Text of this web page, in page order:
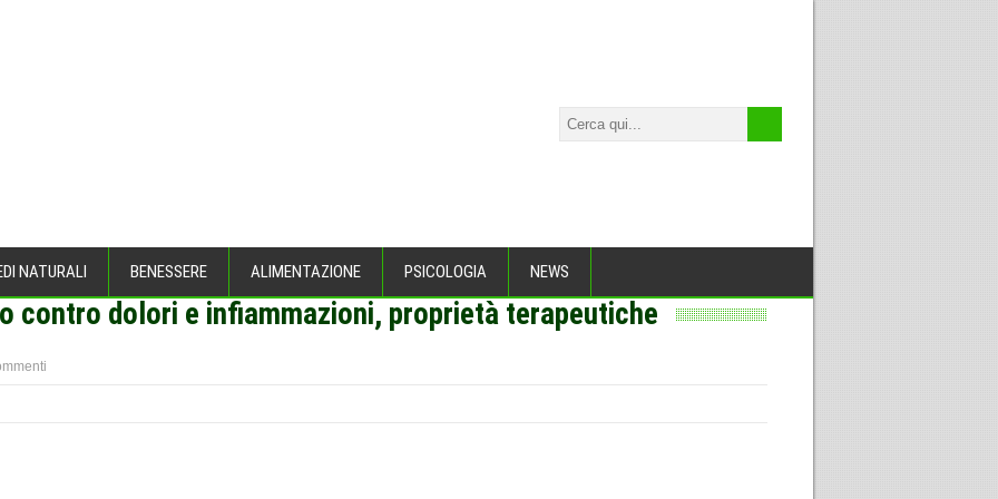
NATURALI BENESSERE ALIMENTAZIONE PSICOLOGIA NEWS
contro dolori e infiammazioni, proprietà terapeutiche